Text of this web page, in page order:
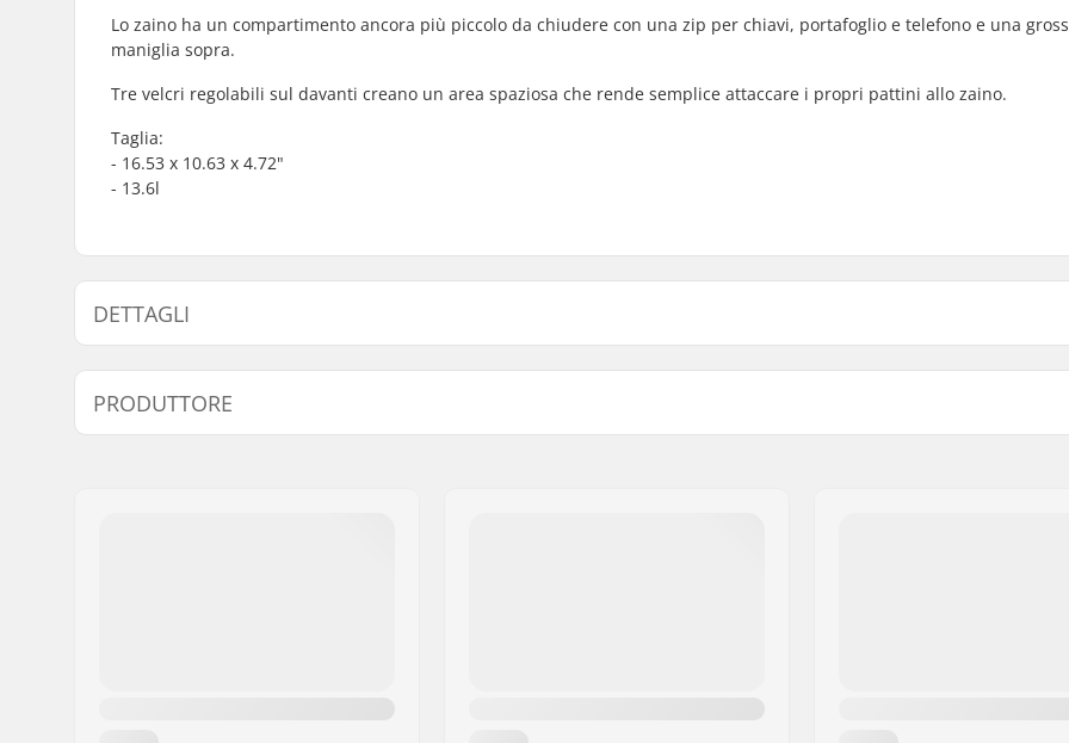
Lo zaino ha un compartimento ancora più piccolo da chiudere con una zip per chiavi, portafoglio e telefono e una
maniglia sopra.
Tre velcri regolabili sul davanti creano un area spaziosa che rende semplice attaccare i propri pattini allo zaino.
Taglia:
- 16.53 x 10.63 x 4.72"
- 13.6l
DETTAGLI
Altezza x Larghezza x Profondità:
42 x 27 x 12 cm
Peso:
Tipo:
PRODUTTORE